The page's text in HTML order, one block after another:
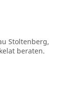
Stoltenberg,
beraten.